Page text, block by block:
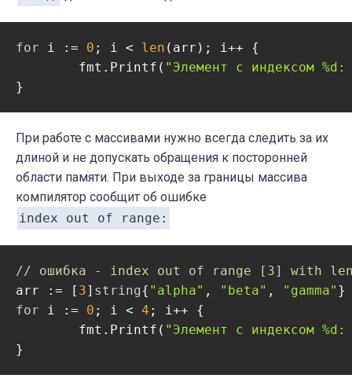
for i := 0 ; i < len (arr); i++ {
	fmt.Printf(
"Элемент с индексом
При работе с массивами нужно всегда следить за их
длиной и не допускать обращения к посторонней
области памяти. При выходе за границы массива
компилятор сообщит об ошибке
index out of range:
// ошибка - index out of range [3] with
arr := [ 3] string{ "alpha" , "beta" , "gamma"
for i := 0 ; i < 4 ; i++ {
	fmt.Printf(
"Элемент с индексом